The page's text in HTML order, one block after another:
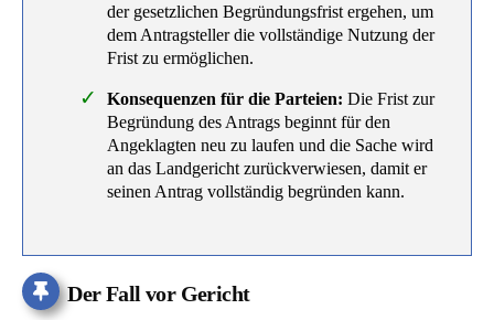
der gesetzlichen Begründungsfrist ergehen, um
dem Antragsteller die vollständige Nutzung der
Frist zu ermöglichen.
Konsequenzen für die Parteien: Die Frist zur
Begründung des Antrags beginnt für den
Angeklagten neu zu laufen und die Sache wird
an das Landgericht zurückverwiesen, damit er
seinen Antrag vollständig begründen kann.
Der Fall vor Gericht